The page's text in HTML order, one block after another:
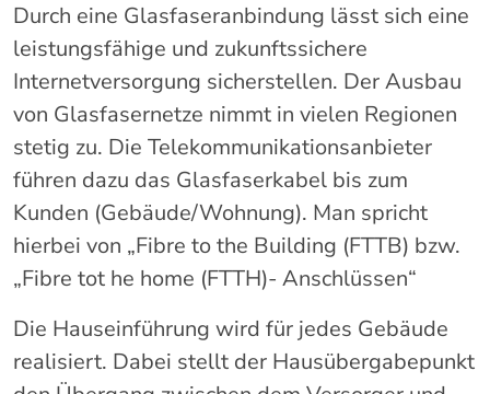
Durch eine Glasfaseranbindung lässt sich eine
leistungsfähige und zukunftssichere
Internetversorgung sicherstellen. Der Ausbau
von Glasfasernetze nimmt in vielen Regionen
stetig zu. Die Telekommunikationsanbieter
führen dazu das Glasfaserkabel bis zum
Kunden (Gebäude/Wohnung). Man spricht
hierbei von „Fibre to the Building (FTTB) bzw.
„Fibre tot he home (FTTH)- Anschlüssen“
Die Hauseinführung wird für jedes Gebäude
realisiert. Dabei stellt der Hausübergabepunkt